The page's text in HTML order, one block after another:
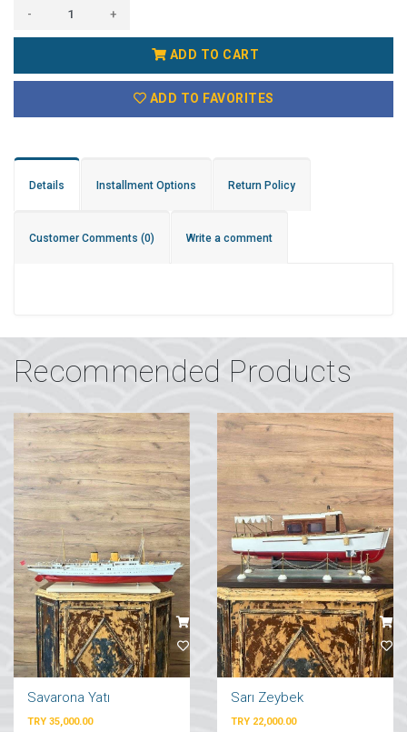
- +
ADD TO CART
ADD TO FAVORITES
Details Installment Options Return Policy
Customer Comments (0) Write a comment
Recommended Products
Savarona Yatı
TRY 35,000.00
Sarı Zeybek
TRY 22,000.00